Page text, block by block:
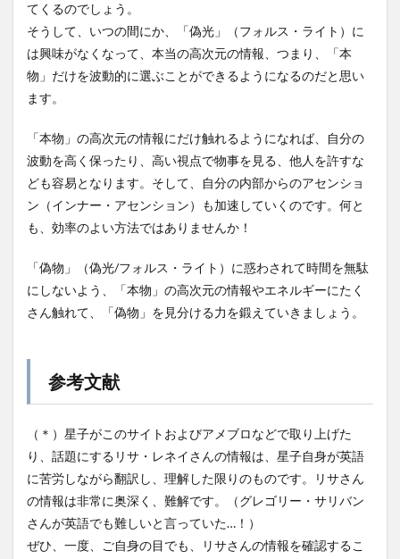
てくるのでしょう。
そうして、いつの間にか、「偽光」（フォルス・ライト）に
は興味がなくなって、本当の高次元の情報、つまり、「本
物」だけを波動的に選ぶことができるようになるのだと思い
ます。
「本物」の高次元の情報にだけ触れるようになれば、自分の
波動を高く保ったり、高い視点で物事を見る、他人を許すな
ども容易となります。そして、自分の内部からのアセンショ
ン（インナー・アセンション）も加速していくのです。何と
も、効率のよい方法ではありませんか！
「偽物」（偽光/フォルス・ライト）に惑わされて時間を無駄
にしないよう、「本物」の高次元の情報やエネルギーにたく
さん触れて、「偽物」を見分ける力を鍛えていきましょう。
参考文献
（＊）星子がこのサイトおよびアメブロなどで取り上げた
り、話題にするリサ・レネイさんの情報は、星子自身が英語
に苦労しながら翻訳し、理解した限りのものです。リサさん
の情報は非常に奥深く、難解です。（グレゴリー・サリバン
さんが英語でも難しいと言っていた…！）
ぜひ、一度、ご自身の目でも、リサさんの情報を確認するこ